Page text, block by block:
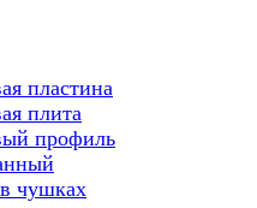
пластина
плита
профиль
чушках